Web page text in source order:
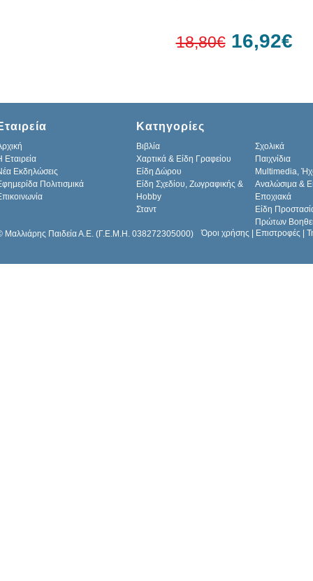
18,80€ 16,92€
Εταιρεία
Εκδηλώσεις
Πολιτισμικά
Κατηγορίες
Βιβλία
Σχολικά
Χαρτικά & Είδη Γραφείου
Παιχνίδια
Είδη Δώρου
Multimedia,
Είδη Σχεδίου, Ζωγραφικής &
Hobby
Αναλώσιμα &
Εποχιακά
Σταντ
Είδη
Πρώτων
Μαλλιάρης Παιδεία Α.Ε. (Γ.Ε.Μ.Η. 038272305000)
Όροι χρήσης Επιστροφές